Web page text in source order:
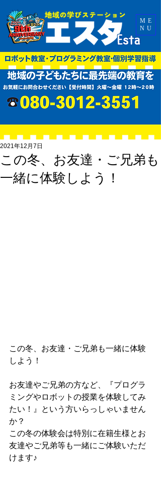
ME
NU
この冬、お友達・ご兄弟も
一緒に体験しよう！
2021年12月7日
この冬、お友達・ご兄弟も一緒に体験
しよう！
お友達やご兄弟の方など、『プログラ
ミングやロボットの授業を体験してみ
たい！』という方いらっしゃいません
か？
この冬の体験会は特別に在籍生様とお
友達やご兄弟等も一緒にご体験いただ
けます♪